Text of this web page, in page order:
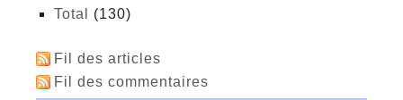
total (130)
Fil des articles
Fil des commentaires